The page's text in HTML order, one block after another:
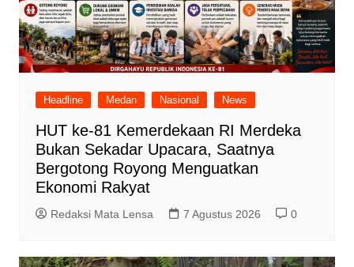
Headline Medan Nasional News
HUT ke-81 Kemerdekaan RI Merdeka
Bukan Sekadar Upacara, Saatnya
Bergotong Royong Menguatkan
Ekonomi Rakyat
Redaksi Mata Lensa 7 Agustus 2026 0